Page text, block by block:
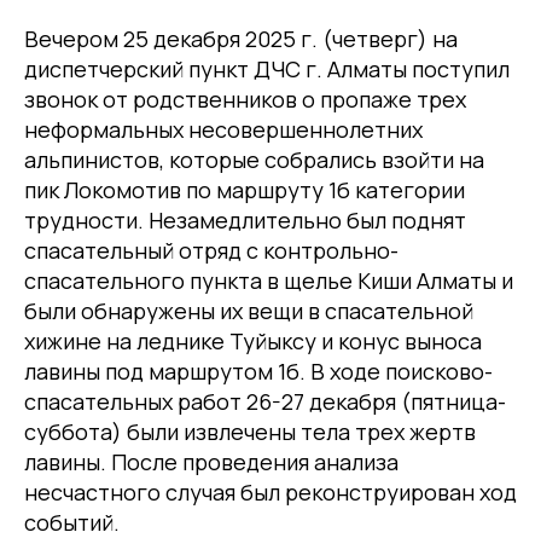
Вечером 25 декабря 2025 г. (четверг) на
диспетчерский пункт ДЧС г. Алматы поступил
звонок от родственников о пропаже трех
неформальных несовершеннолетних
альпинистов, которые собрались взойти на
пик Локомотив по маршруту 1б категории
трудности. Незамедлительно был поднят
спасательный отряд с контрольно-
спасательного пункта в щелье Киши Алматы и
были обнаружены их вещи в спасательной
хижине на леднике Туйыксу и конус выноса
лавины под маршрутом 1б. В ходе поисково-
спасательных работ 26-27 декабря (пятница-
суббота) были извлечены тела трех жертв
лавины. После проведения анализа
несчастного случая был реконструирован ход
событий.